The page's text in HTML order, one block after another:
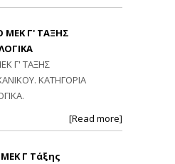
ΜΕΚ Γ' ΤΑΞΗΣ
Γ' ΤΑΞΗΣ
ΚΑΤΗΓΟΡΙΑ
[Read more]
Γ Τάξης